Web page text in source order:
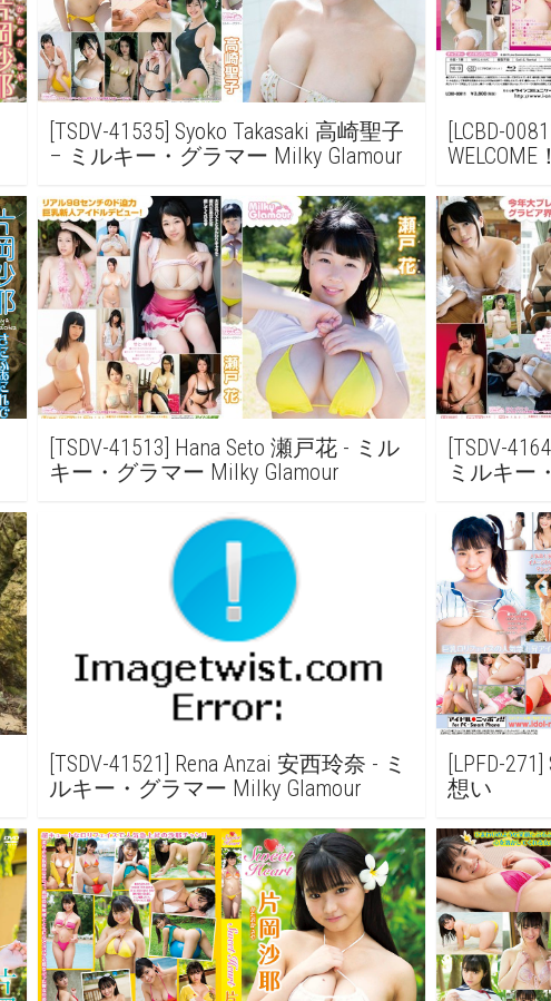
[TSDV-41535] Syoko Takasaki 高崎聖子
– ミルキー・グラマー Milky Glamour
[LCBD-
WELCOME
[TSDV-41513] Hana Seto 瀬戸花 - ミル
キー・グラマー Milky Glamour
[TSDV-
ミルキー
[TSDV-41521] Rena Anzai 安西玲奈 - ミ
ルキー・グラマー Milky Glamour
[LPFD-
想い